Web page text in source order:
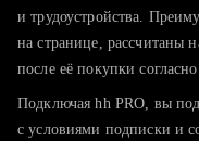
тратите много
хотите сравнить
и трудоустройства.
на странице, рассчитаны
после её покупки согласно
Подключая hh PRO, вы
с условиями подписки и